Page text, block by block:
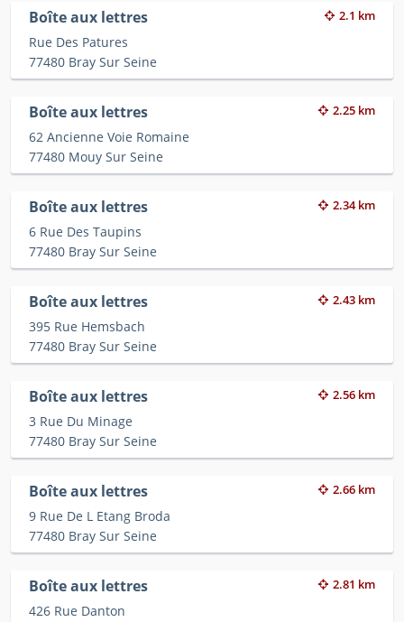
Boîte aux lettres 2.1 km
Rue Des Patures
77480 Bray Sur Seine
Boîte aux lettres 2.25 km
62 Ancienne Voie Romaine
77480 Mouy Sur Seine
Boîte aux lettres 2.34 km
6 Rue Des Taupins
77480 Bray Sur Seine
Boîte aux lettres 2.43 km
395 Rue Hemsbach
77480 Bray Sur Seine
Boîte aux lettres 2.56 km
3 Rue Du Minage
77480 Bray Sur Seine
Boîte aux lettres 2.66 km
9 Rue De L Etang Broda
77480 Bray Sur Seine
Boîte aux lettres 2.81 km
426 Rue Danton